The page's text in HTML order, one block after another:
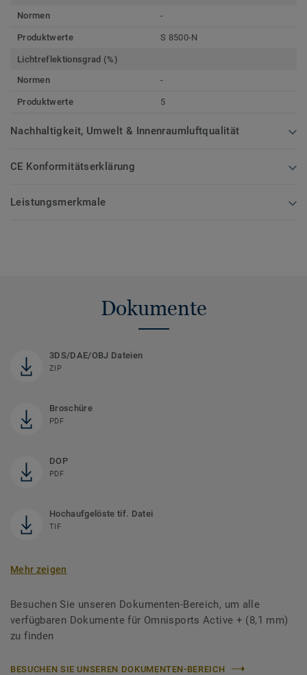
Normen
-
Produktwerte S 8500-N
Lichtreflektionsgrad (%)
Normen
-
Produktwerte 5
Nachhaltigkeit, Umwelt & Innenraumluftqualität
CE Konformitätserklärung
Leistungsmerkmale
Dokumente
3DS/DAE/OBJ Dateien
ZIP
Broschüre
PDF
DOP
PDF
Hochaufgelöste tif. Datei
TIF
Mehr zeigen
Besuchen Sie unseren Dokumenten-Bereich, um alle
verfügbaren Dokumente für Omnisports Active + (8,1 mm)
zu finden
BESUCHEN SIE UNSEREN DOKUMENTEN-BEREICH